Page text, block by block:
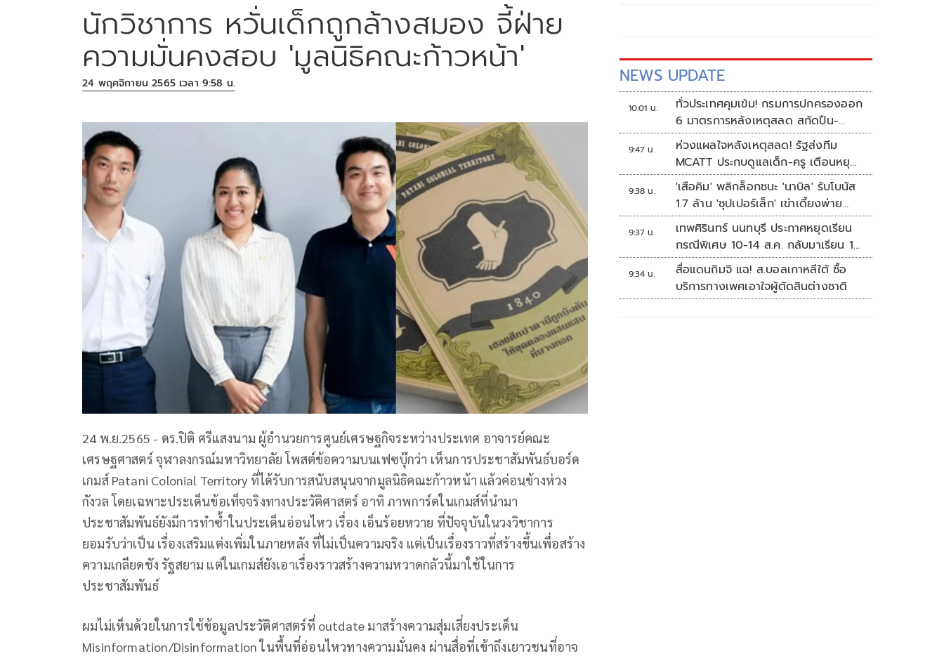
นักวิชาการ หวั่นเด็กถูกล้างสมอง จี้ฝ่าย
ความมั่นคงสอบ 'มูลนิธิคณะก้าวหน้า'
24 พฤศจิกายน 2565 เวลา 9:58 น.
24 พ.ย.2565 - ดร.ปิติ ศรีแสงนาม ผู้อำนวยการศูนย์เศรษฐกิจระหว่างประเทศ อาจารย์คณะ
เศรษฐศาสตร์ จุฬาลงกรณ์มหาวิทยาลัย โพสต์ข้อความบนเฟซบุ๊กว่า เห็นการประชาสัมพันธ์บอร์ด
เกมส์ Patani Colonial Territory ที่ได้รับการสนับสนุนจากมูลนิธิคณะก้าวหน้า แล้วค่อนข้างห่วง
กังวล โดยเฉพาะประเด็นข้อเท็จจริงทางประวัติศาสตร์ อาทิ ภาพการ์ดในเกมส์ที่นำมา
ประชาสัมพันธ์ยังมีการทำซ้ำในประเด็นอ่อนไหว เรื่อง เอ็นร้อยหวาย ที่ปัจจุบันในวงวิชาการ
ยอมรับว่าเป็น เรื่องเสริมแต่งเพิ่มในภายหลัง ที่ไม่เป็นความจริง แต่เป็นเรื่องราวที่สร้างขึ้นเพื่อสร้าง
ความเกลียดชัง รัฐสยาม แต่ในเกมส์ยังเอาเรื่องราวสร้างความหวาดกลัวนี้มาใช้ในการ
ประชาสัมพันธ์
ผมไม่เห็นด้วยในการใช้ข้อมูลประวัติศาสตร์ที่ outdate มาสร้างความสุ่มเสี่ยงประเด็น
Misinformation/Disinformation ในพื้นที่อ่อนไหวทางความมั่นคง ผ่านสื่อที่เข้าถึงเยาวชนที่อาจ
NEWS UPDATE
10:01 น.
ทั่วประเทศคุมเข้ม! กรมการปกครองออก
6 มาตรการหลังเหตุสลด สกัดปืน-
ป้องกันเลียนแบบ
9:47 น.
ห่วงแผลใจหลังเหตุสลด! รัฐส่งทีม
MCATT ประกบดูแลเด็ก-ครู เตือนหยุด
แชร์ภาพรุนแรง
9:38 น.
'เสือคิม' พลิกล็อกชนะ 'นาบิล' รับโบนัส
1.7 ล้าน 'ซุปเปอร์เล็ก' เข่าเดี้ยงพ่าย
TKO
9:37 น.
เทพศิรินทร์ นนทบุรี ประกาศหยุดเรียน
กรณีพิเศษ 10-14 ส.ค. กลับมาเรียน 17
ส.ค.
9:34 น.
สื่อแดนกิมจิ แฉ! ส.บอลเกาหลีใต้ ซื้อ
บริการทางเพศเอาใจผู้ตัดสินต่างชาติ